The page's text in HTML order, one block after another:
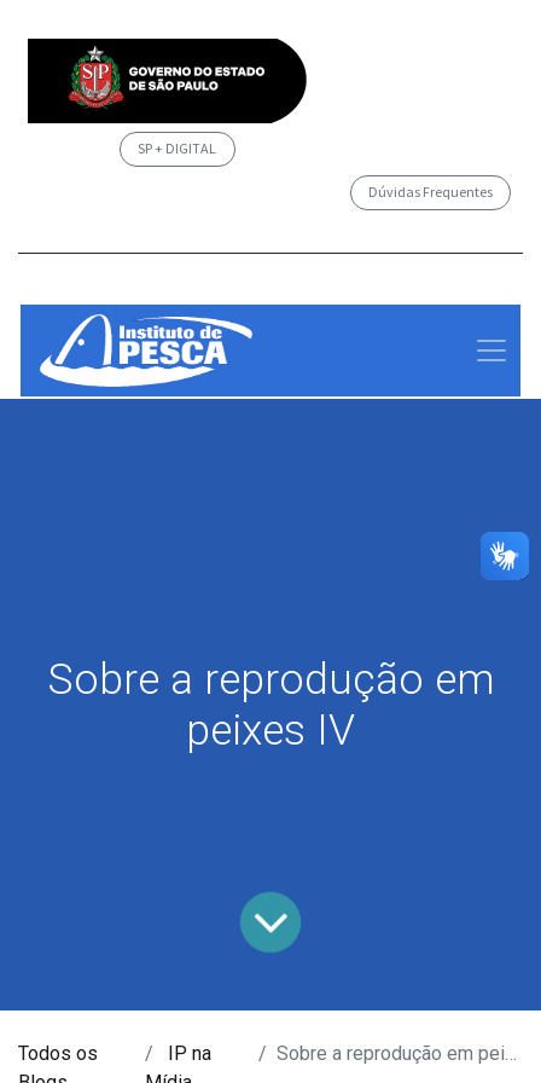
SP + DIGITAL
Dúvidas Frequentes
Sobre a reprodução em
peixes IV
Todos os
IP na
Sobre a reprodução em peixes IV